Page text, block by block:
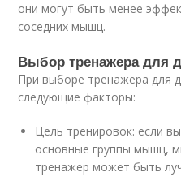
они могут быть менее
соседних мышц.
Выбор тренажера для
При выборе тренажера для
следующие факторы:
Цель тренировок: если
основные группы мышц,
тренажер может быть